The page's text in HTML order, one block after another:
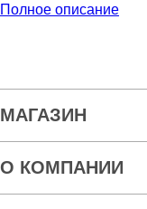
Полное описание
МАГАЗИН
О КОМПАНИИ